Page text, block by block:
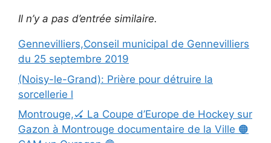
Il n’y a pas d’entrée similaire.
Gennevilliers,Conseil municipal de Gennevilliers
du 25 septembre 2019
(Noisy-le-Grand): Prière pour détruire la
sorcellerie l
Montrouge,🏑 La Coupe d’Europe de Hockey sur
Gazon à Montrouge documentaire de la Ville 🟠